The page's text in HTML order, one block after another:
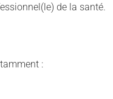
de la santé.
: